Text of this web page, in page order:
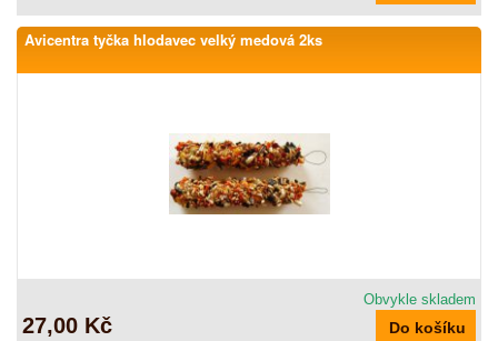
Avicentra tyčka hlodavec velký medová 2ks
Obvykle skladem
27,00 Kč